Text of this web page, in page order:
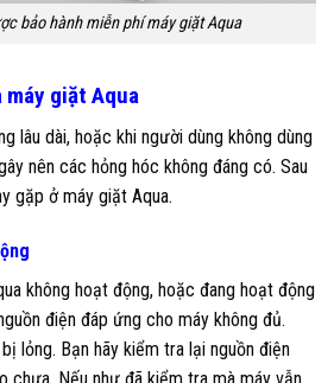
bảo hành miễn phí máy giặt Aqua
giặt Aqua
lâu dài, hoặc khi người dùng không dùng
nên các hỏng hóc không đáng có. Sau
gặp ở máy giặt Aqua.
không hoạt động, hoặc đang hoạt động
điện đáp ứng cho máy không đủ.
lỏng. Bạn hãy kiểm tra lại nguồn điện
chưa. Nếu như đã kiểm tra mà máy vẫn